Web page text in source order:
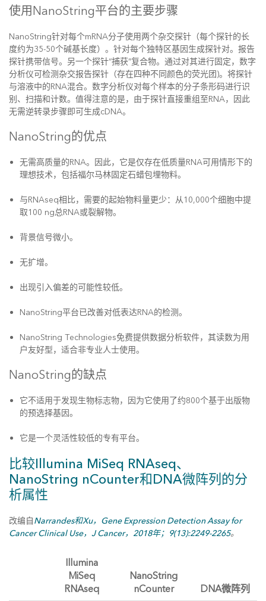
使用NanoString平台的主要步骤
NanoString针对每个mRNA分子使用两个杂交探针（每个探针的长
度约为35-50个碱基长度）。针对每个独特区基因生成探针对。报告
探针携带信号。另一个探针“捕获”复合物。通过对其进行固定，数字
分析仪可检测杂交报告探针（存在四种不同颜色的荧光团)。将探针
与溶液中的RNA混合。数字分析仪对每个样本的分子条形码进行识
别、扫描和计数。值得注意的是，由于探针直接重组至RNA，因此
无需逆转录步骤即可生成cDNA。
NanoString的优点
无需高质量的RNA。因此，它是仅存在低质量RNA可用情形下的
理想技术，包括福尔马林固定石蜡包埋物料。
与RNAseq相比，需要的起始物料量更少：从10,000个细胞中提
取100 ng总RNA或裂解物。
背景信号微小。
无扩增。
出现引入偏差的可能性较低。
NanoString平台已改善对低表达RNA的检测。
NanoString Technologies免费提供数据分析软件，其读数为用
户友好型，适合非专业人士使用。
NanoString的缺点
它不适用于发现生物标志物，因为它使用了约800个基于出版物
的预选择基因。
它是一个灵活性较低的专有平台。
比较Illumina MiSeq RNAseq、
NanoString nCounter和DNA微阵列的分
析属性
改编自Narrandes和Xu，Gene Expression Detection Assay for
Cancer Clinical Use，J Cancer，2018年；9(13):2249-2265。
Illumina
MiSeq
RNAseq
NanoString
nCounter
DNA微阵列